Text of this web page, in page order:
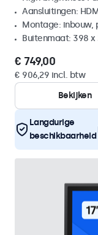
Aansluitingen:
Montage: inbouw,
Buitenmaat: 398 x
€ 749,00
€ 906,29 incl. btw
Bekijken
Langdurige
beschikbaarheid